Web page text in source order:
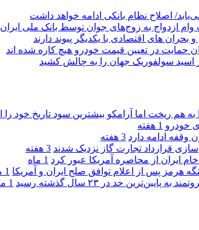
اصلاح نظام بانکی ادامه خواهد داشت
های اقتصادی با یکدیگر پیوند دارند
حمایت در تعیین قیمت خودرو هیچ کاره شده اند
اسید سولفوریک جهان را به چالش کشید
به هم ریخت اما آرامکو بیشترین سود تاریخ خود
خودرو 1 هفته
وقفه ادامه دارد 3 هفته
قرارداد تجارت گاز نزدیک شدند 3 هفته
1 ماه
هرمز پس از اعلام توافق صلح ایران و آمریکا 1 ماه
حد در ۲۳ سال گذشته رسید
1 ماه